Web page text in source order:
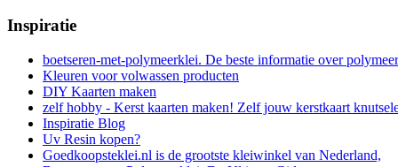
Inspiratie
boetseren-met-polymeerklei. De beste informatie over
Kleuren voor volwassen producten
DIY Kaarten maken
zelf hobby - Kerst kaarten maken! Zelf jouw kerstkaart
Inspiratie Blog
Uv Resin kopen?
Goedkoopsteklei.nl is de grootste kleiwinkel van Nederland,